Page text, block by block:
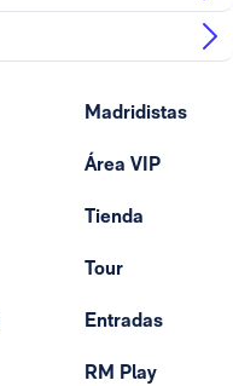
Madridistas
Área VIP
Tienda
Tour
Entradas
RM Play